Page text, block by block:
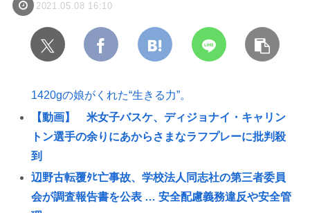
2021.05.08 16:10
1420gの娘がくれた“生きる力”。
【動画】 米女子バスケ、ディジョナイ・キャリン
トン選手の余りにあからさまなラフプレーに批判殺
到
辺野古転覆ﾀﾋ亡事故、学校法人同志社の第三者委員
会が調査報告書を公表 … 安全配慮義務違反や安全管